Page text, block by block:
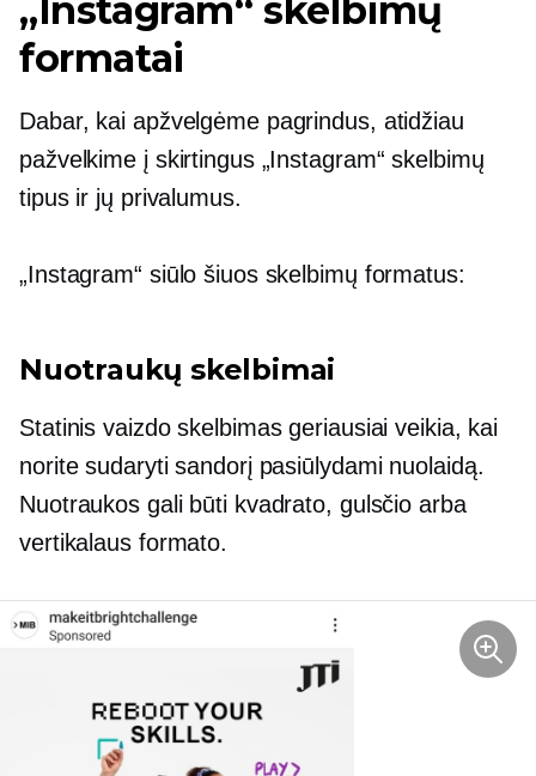
„Instagram“ skelbimų
formatai
Dabar, kai apžvelgėme pagrindus, atidžiau
pažvelkime į skirtingus „Instagram“ skelbimų
tipus ir jų privalumus.
„Instagram“ siūlo šiuos skelbimų formatus:
Nuotraukų skelbimai
Statinis vaizdo skelbimas geriausiai veikia, kai
norite sudaryti sandorį pasiūlydami nuolaidą.
Nuotraukos gali būti kvadrato, gulsčio arba
vertikalaus formato.